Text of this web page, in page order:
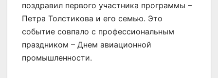
поздравил первого участника программы –
Петра Толстикова и его семью. Это
событие совпало с профессиональным
праздником – Днем авиационной
промышленности.